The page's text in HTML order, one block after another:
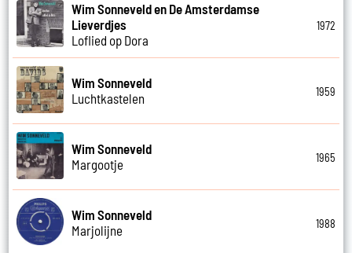
Wim Sonneveld en De Amsterdamse
Lieverdjes
Loflied op Dora
1972
Wim Sonneveld
Luchtkastelen
1959
Wim Sonneveld
Margootje
1965
Wim Sonneveld
Marjolijne
1988